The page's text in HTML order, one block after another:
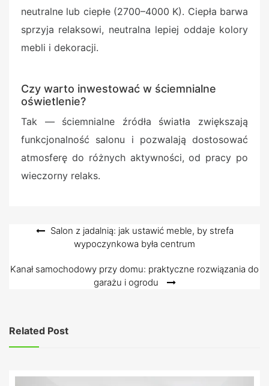
neutralne lub ciepłe (2700–4000 K). Ciepła barwa
sprzyja relaksowi, neutralna lepiej oddaje kolory
mebli i dekoracji.
Czy warto inwestować w ściemnialne
oświetlenie?
Tak — ściemnialne źródła światła zwiększają
funkcjonalność salonu i pozwalają dostosować
atmosferę do różnych aktywności, od pracy po
wieczorny relaks.
NawigacjaSalon z jadalnią: jak ustawić meble, by strefa
wypoczynkowa była centrum
Kanał samochodowy przy domu: praktyczne rozwiązania do
garażu i ogrodu
Related Post